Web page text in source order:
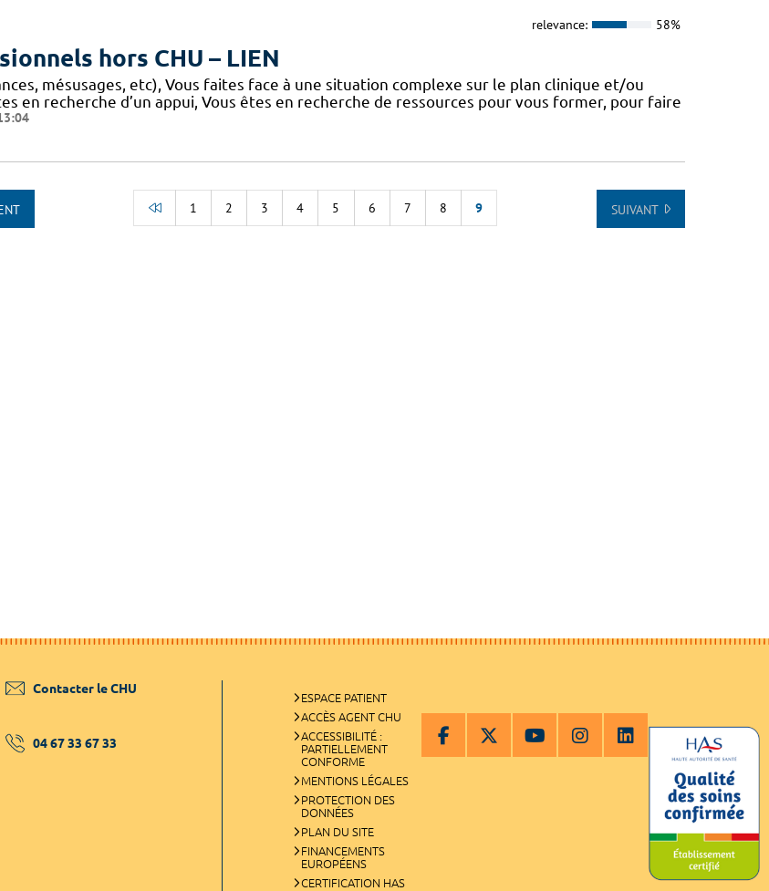
relevance: 58%
hors CHU – LIEN
mésusages, etc), Vous faites face à une situation complexe sur le plan clinique et/ou
en recherche d’un appui, Vous êtes en recherche de ressources pour vous former, pour faire
1 2 3 4 5 6 7 8 9 SUIVANT
Contacter le CHU
04 67 33 67 33
ESPACE PATIENT
ACCÈS AGENT CHU
ACCESSIBILITÉ :
PARTIELLEMENT
CONFORME
MENTIONS LÉGALES
PROTECTION DES
DONNÉES
PLAN DU SITE
FINANCEMENTS
EUROPÉENS
CERTIFICATION HAS